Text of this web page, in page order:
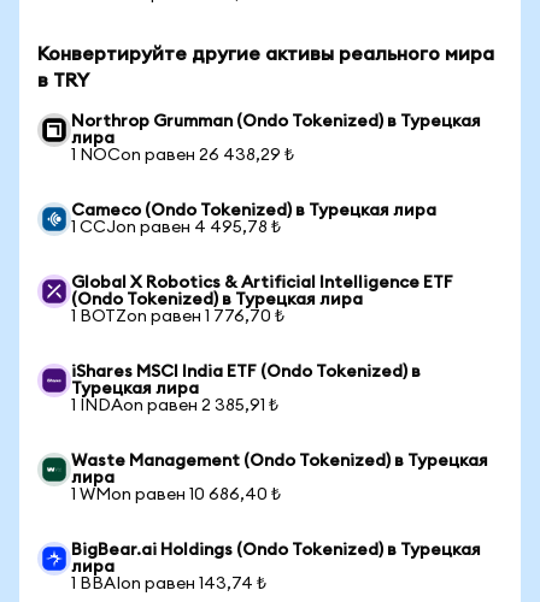
Конвертируйте другие активы реального мира
в TRY
Northrop Grumman (Ondo Tokenized) в Турецкая
лира
1 NOCon равен 26 438,29 ₺
Cameco (Ondo Tokenized) в Турецкая лира
1 CCJon равен 4 495,78 ₺
Global X Robotics & Artificial Intelligence ETF
(Ondo Tokenized) в Турецкая лира
1 BOTZon равен 1 776,70 ₺
iShares MSCI India ETF (Ondo Tokenized) в
Турецкая лира
1 INDAon равен 2 385,91 ₺
Waste Management (Ondo Tokenized) в Турецкая
лира
1 WMon равен 10 686,40 ₺
BigBear.ai Holdings (Ondo Tokenized) в Турецкая
лира
1 BBAIon равен 143,74 ₺